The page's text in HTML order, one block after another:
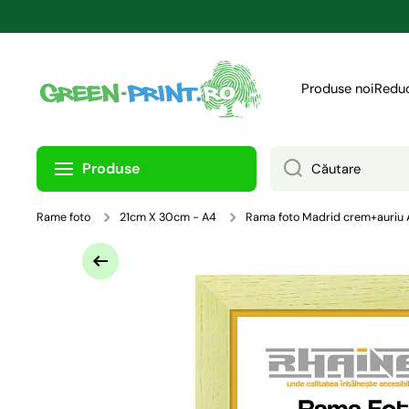
Produse noi
Produse Căutare
Rame foto 21cm X 30cm - A4 Rama foto Madrid crem+auriu
Treci la informațiile despre produs